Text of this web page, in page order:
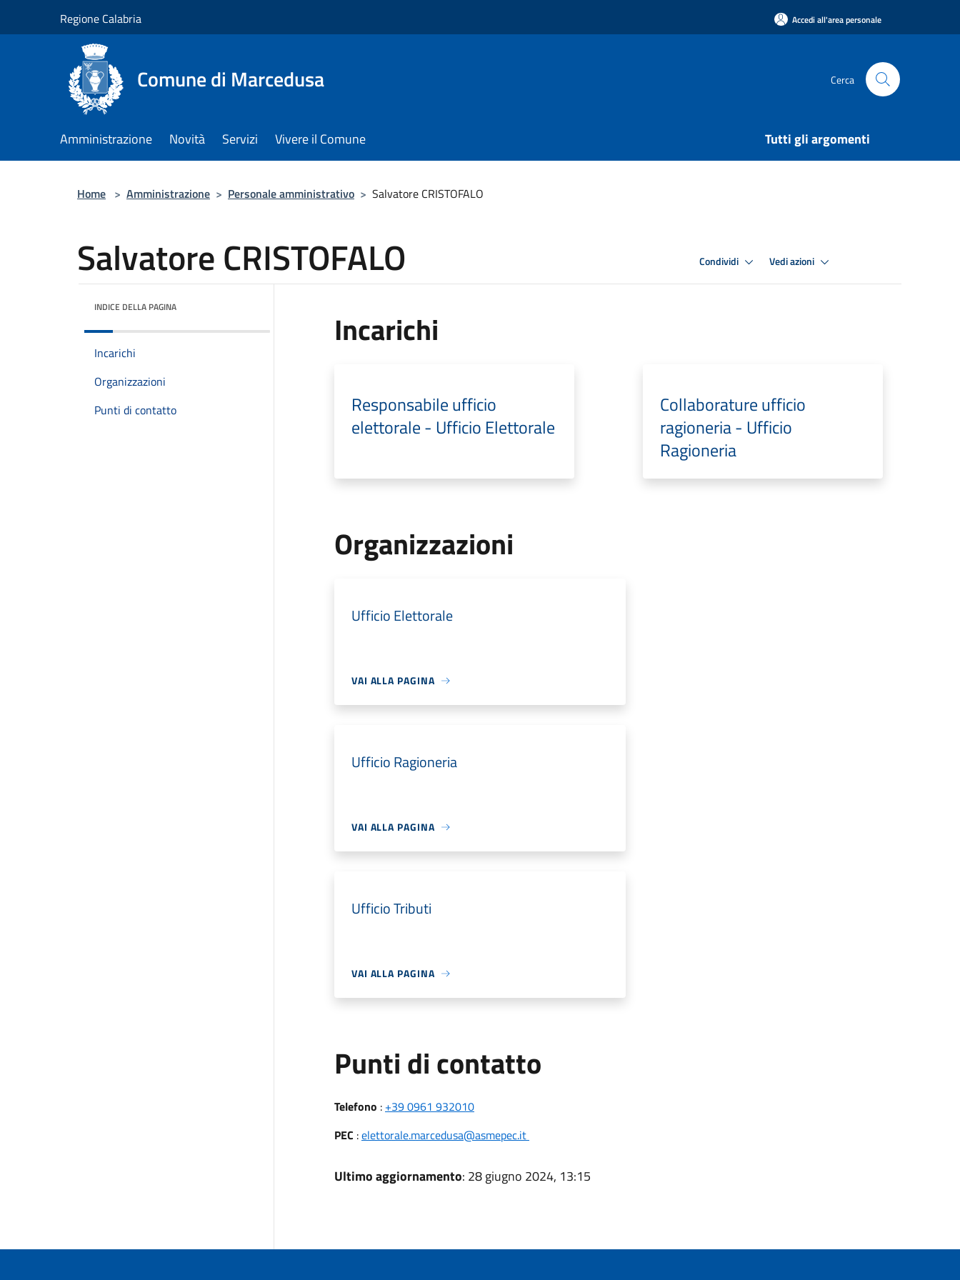
Regione Calabria Accedi all'area personale
Comune di Marcedusa Cerca
Amministrazione Novità Servizi Vivere il Comune Tutti gli argomenti
Home > Amministrazione > Personale amministrativo > Salvatore CRISTOFALO
Salvatore CRISTOFALO Condividi Vedi azioni
INDICE DELLA PAGINA
Incarichi
Organizzazioni
Punti di contatto
Incarichi
Responsabile ufficio
elettorale - Ufficio Elettorale
Collaborature ufficio
ragioneria - Ufficio
Ragioneria
Organizzazioni
Ufficio Elettorale
VAI ALLA PAGINA
Ufficio Ragioneria
VAI ALLA PAGINA
Ufficio Tributi
VAI ALLA PAGINA
Punti di contatto
Telefono : +39 0961 932010
PEC :elettorale.marcedusa@asmepec.it
Ultimo aggiornamento: 28 giugno 2024, 13:15